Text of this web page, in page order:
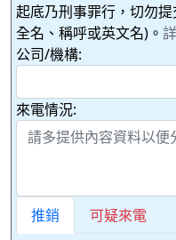
起底乃刑事罪行，切勿
全名、稱呼或英文名)。
公司/機構:
來電情況:
推銷 可疑來電